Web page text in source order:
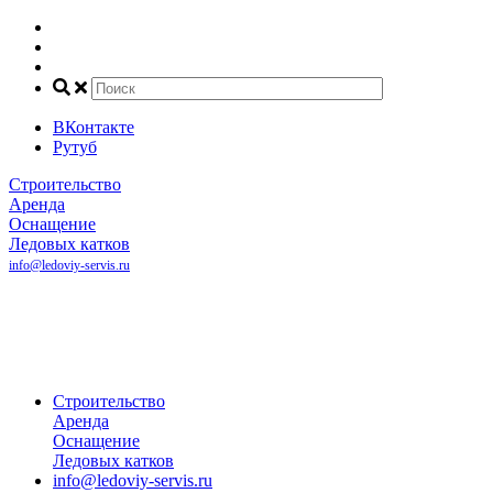
ВКонтакте
Рутуб
Строительство
Аренда
Оснащение
Ледовых катков
info@ledoviy-servis.ru
Строительство
Аренда
Оснащение
Ледовых катков
info@ledoviy-servis.ru